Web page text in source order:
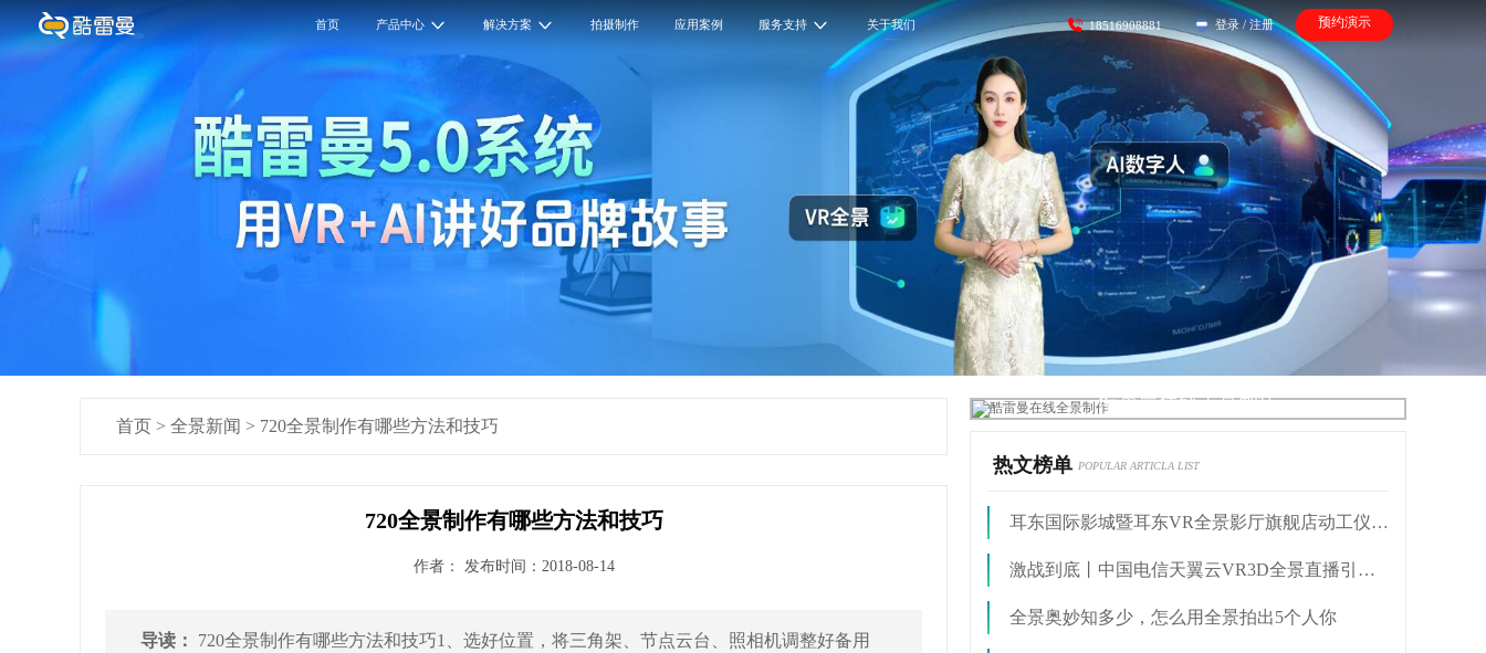
首页 产品中心 解决方案 拍摄制作 应用案例 服务支持 关于我们 18516908881 登录 / 注册 预约演示
首页 > 全景新闻 > 720全景制作有哪些方法和技巧
720全景制作有哪些方法和技巧
作者： 发布时间：2018-08-14
导读：
720全景制作有哪些方法和技巧1、选好位置，将三角架、节点云台、照相机调整好备用
酷雷曼在线全景制作
热文榜单 POPULAR ARTICLA LIST
耳东国际影城暨耳东VR全景影厅旗舰店动工仪式盛大举行
激战到底丨中国电信天翼云VR3D全景直播引燃拳击热火
全景奥妙知多少，怎么用全景拍出5个人你